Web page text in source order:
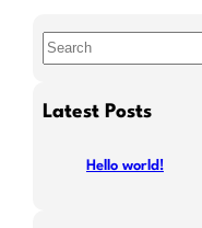
S
aLatest Posts
Hello world!